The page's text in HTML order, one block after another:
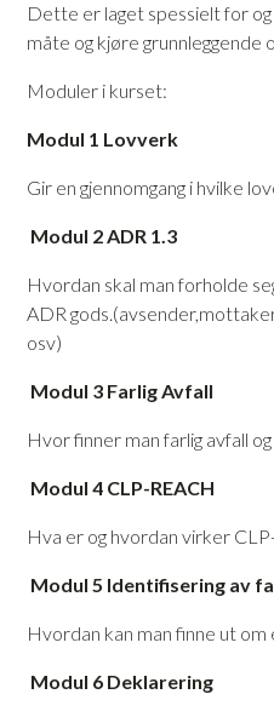
Dette er laget spessielt for
måte og kjøre grunnleggende
Moduler i kurset:
Modul 1 Lovverk
Gir en gjennomgang i hvilke
Modul 2 ADR 1.3
Hvordan skal man forholde
ADR
osv)
Modul 3 Farlig Avfall
Hvor finner man farlig avfall
Modul 4 CLP-REACH
Hva er og hvordan virker
Modul 5 Identifisering av
Hvordan kan man finne ut
Modul 6 Deklarering